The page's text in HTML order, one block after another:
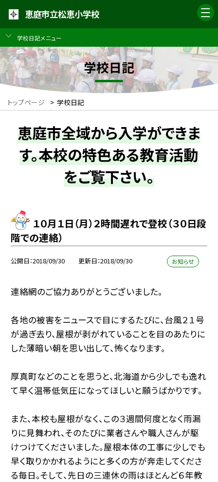
恵庭市立松恵小学校
学校日記メニュー
学校日記
トップページ > 学校日記
恵庭市全域から入学ができま
す。本校の特色ある教育活動
をご覧下さい。
１０月１日（月）２時間遅れで登校（３０日段
階での連絡）
公開日 2018/09/30 更新日 2018/09/30 お知らせ
連絡網のご協力ありがとうございました。
各地の被害をニュースで目にするたびに、台風２１号
が過ぎ去り、屋根が剥がれていることを目のあたりに
した薄暗い朝を思い出して、怖くなります。
厚真町などのことを思うと、北海道から少しでも逸れ
て早く温帯低気圧になってほしいと願うばかりです。
また、本校も屋根がなく、この３週間何度となく雨漏
りに見舞われ、そのたびに業者さんや職人さんが駆
けつけてくださいました。屋根本体の工事に少しでも
早く取りかかれるようにと多くの方が奔走してくださ
る毎日。そして、先日の三連休の雨はほとんど６年教